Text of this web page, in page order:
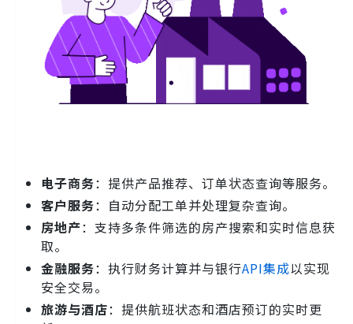
电子商务：提供产品推荐、订单状态查询等服务。
客户服务：自动分配工单并处理复杂查询。
房地产：支持多条件筛选的房产搜索和实时信息获
取。
金融服务：执行财务计算并与银行API集成以实现
安全交易。
旅游与酒店：提供航班状态和酒店预订的实时更